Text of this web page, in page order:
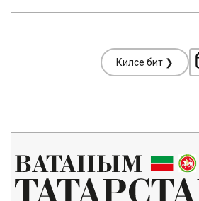
Киләсе бит ❯